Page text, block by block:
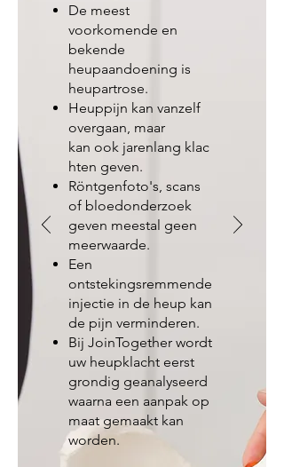
De meest
voorkomende en
bekende
heupaandoening is
heupartrose.
Heuppijn kan vanzelf
overgaan, maar
kan ook jarenlang klac
hten geven.
Röntgenfoto's, scans
of bloedonderzoek
geven meestal geen
meerwaarde.
Een
ontstekingsremmende
injectie in de heup kan
de pijn verminderen.
Bij JoinTogether wordt
uw heupklacht eerst
grondig geanalyseerd
waarna een aanpak op
maat gemaakt kan
worden.